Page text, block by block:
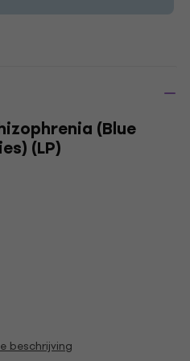
(Blue
(LP)
beschrijving